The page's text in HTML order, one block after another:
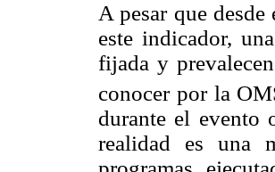
A pesar que
este indicador,
fijada y
conocer por la
durante el evento
realidad es una